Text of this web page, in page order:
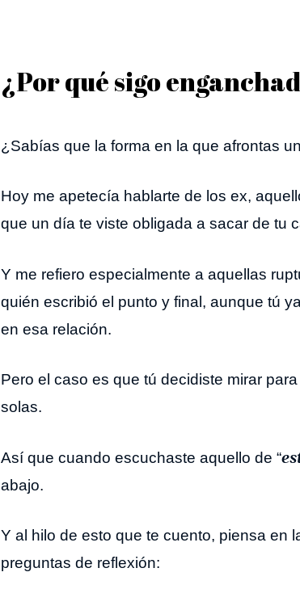
¿Por qué sigo
¿Sabías que la forma en la que afrontas
Hoy me apetecía hablarte de los ex,
que un día te viste obligada a sacar de tu
Y me refiero especialmente a aquellas
quién escribió el punto y final, aunque tú
en esa relación.
Pero el caso es que tú decidiste mirar
solas.
Así que cuando escuchaste aquello de “
abajo.
Y al hilo de esto que te cuento, piensa en
preguntas de reflexión: